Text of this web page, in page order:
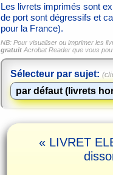
Les livrets imprimés sont
de port sont dégressifs et
pour la France).
NB: Pour visualiser ou imprimer les
gratuit Acrobat Reader que vous
Sélecteur par sujet:
« LIVRET